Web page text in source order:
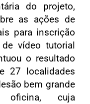
do projeto,
as ações de
para inscrição
vídeo tutorial
o resultado
27 localidades
bem grande
oficina, cuja